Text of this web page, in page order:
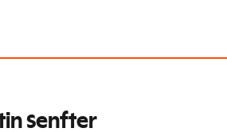
Senfter